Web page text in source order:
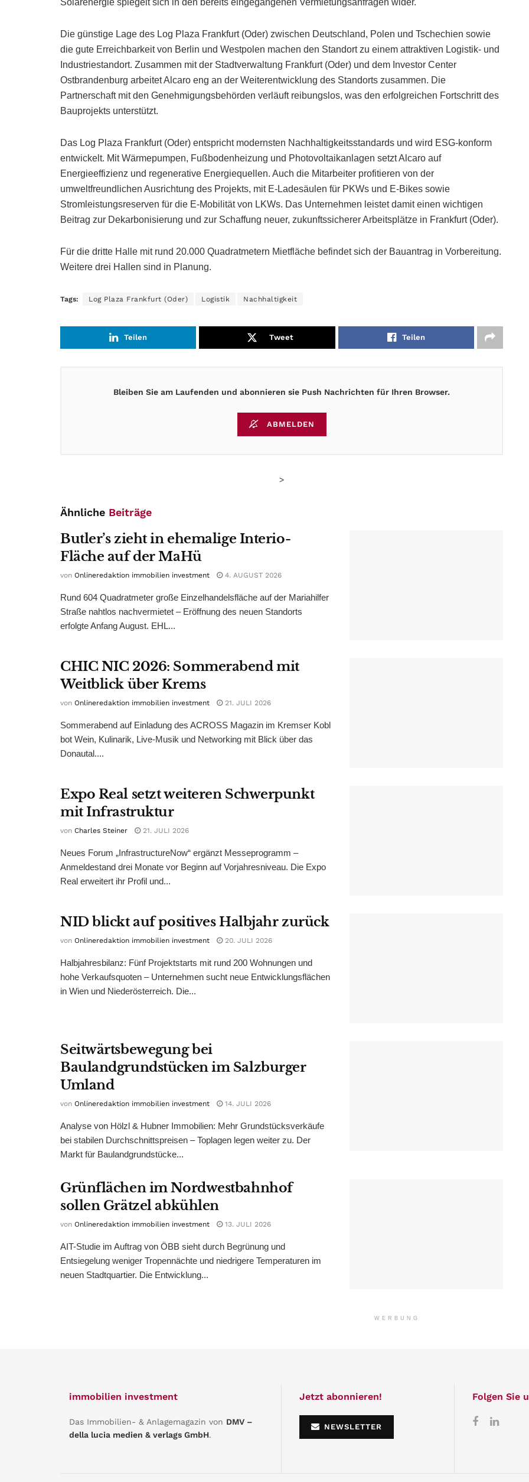
Solarenergie spiegelt sich in den bereits eingegangenen Vermietungsanfragen wider.
Die günstige Lage des Log Plaza Frankfurt (Oder) zwischen Deutschland, Polen und Tschechien sowie
die gute Erreichbarkeit von Berlin und Westpolen machen den Standort zu einem attraktiven Logistik- und
Industriestandort. Zusammen mit der Stadtverwaltung Frankfurt (Oder) und dem Investor Center
Ostbrandenburg arbeitet Alcaro eng an der Weiterentwicklung des Standorts zusammen. Die
Partnerschaft mit den Genehmigungsbehörden verläuft reibungslos, was den erfolgreichen Fortschritt des
Bauprojekts unterstützt.
Das Log Plaza Frankfurt (Oder) entspricht modernsten Nachhaltigkeitsstandards und wird ESG-konform
entwickelt. Mit Wärmepumpen, Fußbodenheizung und Photovoltaikanlagen setzt Alcaro auf
Energieeffizienz und regenerative Energiequellen. Auch die Mitarbeiter profitieren von der
umweltfreundlichen Ausrichtung des Projekts, mit E-Ladesäulen für PKWs und E-Bikes sowie
Stromleistungsreserven für die E-Mobilität von LKWs. Das Unternehmen leistet damit einen wichtigen
Beitrag zur Dekarbonisierung und zur Schaffung neuer, zukunftssicherer Arbeitsplätze in Frankfurt (Oder).
Für die dritte Halle mit rund 20.000 Quadratmetern Mietfläche befindet sich der Bauantrag in Vorbereitung.
Weitere drei Hallen sind in Planung.
Tags: Log Plaza Frankfurt (Oder) Logistik Nachhaltigkeit
Teilen Tweet Teilen
Bleiben Sie am Laufenden und abonnieren sie Push Nachrichten für Ihren Browser.
ABMELDEN
>
Ähnliche Beiträge
Butler’s zieht in ehemalige Interio-
Fläche auf der MaHü
von Onlineredaktion immobilien investment 4. AUGUST 2026
Rund 604 Quadratmeter große Einzelhandelsfläche auf der Mariahilfer
Straße nahtlos nachvermietet – Eröffnung des neuen Standorts
erfolgte Anfang August. EHL...
CHIC NIC 2026: Sommerabend mit
Weitblick über Krems
von Onlineredaktion immobilien investment 21. JULI 2026
Sommerabend auf Einladung des ACROSS Magazin im Kremser Kobl
bot Wein, Kulinarik, Live-Musik und Networking mit Blick über das
Donautal....
Expo Real setzt weiteren Schwerpunkt
mit Infrastruktur
von Charles Steiner 21. JULI 2026
Neues Forum „InfrastructureNow“ ergänzt Messeprogramm –
Anmeldestand drei Monate vor Beginn auf Vorjahresniveau. Die Expo
Real erweitert ihr Profil und...
NID blickt auf positives Halbjahr zurück
von Onlineredaktion immobilien investment 20. JULI 2026
Halbjahresbilanz: Fünf Projektstarts mit rund 200 Wohnungen und
hohe Verkaufsquoten – Unternehmen sucht neue Entwicklungsflächen
in Wien und Niederösterreich. Die...
Seitwärtsbewegung bei
Baulandgrundstücken im Salzburger
Umland
von Onlineredaktion immobilien investment 14. JULI 2026
Analyse von Hölzl & Hubner Immobilien: Mehr Grundstücksverkäufe
bei stabilen Durchschnittspreisen – Toplagen legen weiter zu. Der
Markt für Baulandgrundstücke...
Grünflächen im Nordwestbahnhof
sollen Grätzel abkühlen
von Onlineredaktion immobilien investment 13. JULI 2026
AIT-Studie im Auftrag von ÖBB sieht durch Begrünung und
Entsiegelung weniger Tropennächte und niedrigere Temperaturen im
neuen Stadtquartier. Die Entwicklung...
WERBUNG
immobilien investment
Das Immobilien- & Anlagemagazin von DMV –
della lucia medien & verlags GmbH.
Jetzt abonnieren!
NEWSLETTER
Folgen Sie